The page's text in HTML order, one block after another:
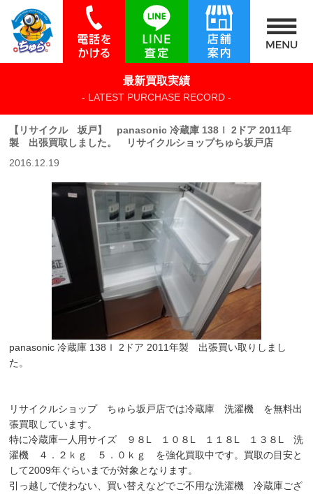
最新買取実績
- LATEST PURCHASE RECORD -
【リサイクル 坂戸】 panasonic 冷蔵庫 138ｌ 2ドア 2011年
製 出張買取しました。 リサイクルショップちゅら坂戸店
2016.12.19
panasonic 冷蔵庫 138ｌ 2ドア 2011年製 出張買い取りしまし
た。
リサイクルショップ ちゅら坂戸店では冷蔵庫 洗濯機 を無料出
張買取しています。
特に冷蔵庫一人用サイズ ９８L １０８L １１８L １３８Ⅼ 洗
濯機 ４．２ｋｇ ５．０ｋｇ を強化買取中です。買取の目安と
して2009年ぐらいまでが対象となります。
引っ越しで使わない、買い替えなどでご不用な洗濯機 冷蔵庫ござ